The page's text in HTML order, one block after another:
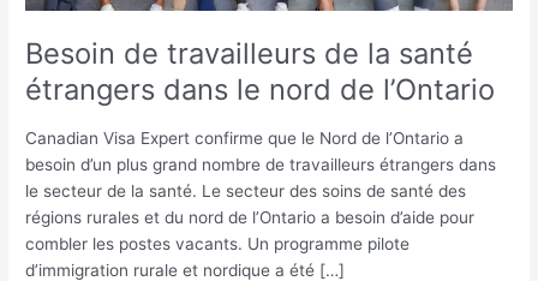
Besoin de travailleurs de la santé
étrangers dans le nord de l’Ontario
Canadian Visa Expert confirme que le Nord de l’Ontario a
besoin d’un plus grand nombre de travailleurs étrangers dans
le secteur de la santé. Le secteur des soins de santé des
régions rurales et du nord de l’Ontario a besoin d’aide pour
combler les postes vacants. Un programme pilote
d’immigration rurale et nordique a été […]
nord
l’Ontario